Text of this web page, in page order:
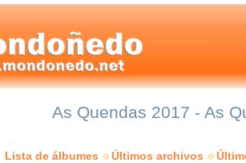
As Quendas 2017 - As
Lista de álbumes Últimos archivos